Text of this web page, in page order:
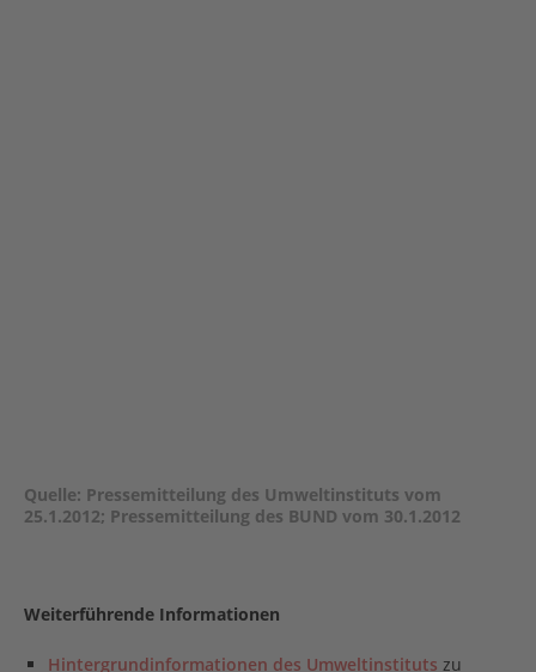
Quelle: Pressemitteilung des Umweltinstituts vom
25.1.2012; Pressemitteilung des BUND vom 30.1.2012
Weiterführende Informationen
Hintergrundinformationen des Umweltinstituts zu